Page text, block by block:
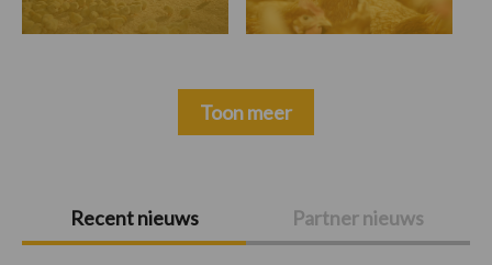
Primaire
Sidebar
Recent nieuws Partner nieuws
Toon meer